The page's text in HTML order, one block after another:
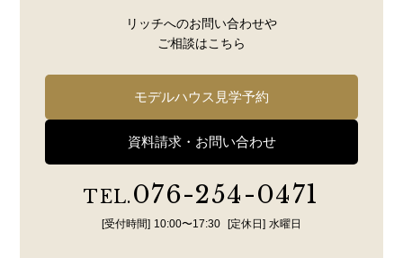
リッチへのお問い合わせや
ご相談はこちら
モデルハウス見学予約
資料請求・お問い合わせ
TEL.076-254-0471
[受付時間] 10:00〜17:30 [定休日] 水曜日